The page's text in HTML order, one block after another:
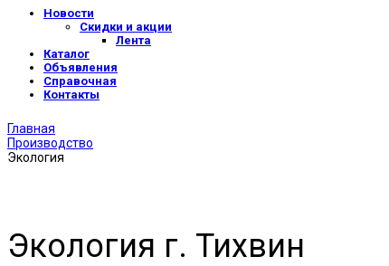
Новости
Скидки и акции
Лента
Каталог
Объявления
Справочная
Контакты
Главная
Производство
Экология
Экология г. Тихвин